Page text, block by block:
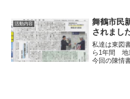
されていま
決定するた
活動内容
舞鶴市民
されまし
私達は東図
ら1年間 地
今回の陳情